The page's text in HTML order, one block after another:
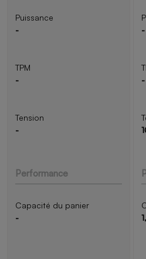
Puissance
-
TPM
-
Tension
-
Performance
Capacité du panier
-
-
-